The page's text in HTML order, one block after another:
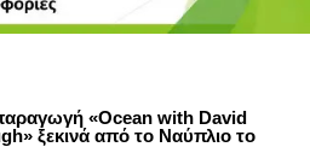
«Ocean with David
ξεκινά από το Ναύπλιο το